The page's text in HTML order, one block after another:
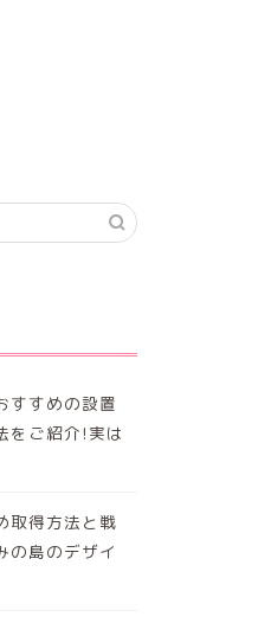
すすめの設置
をご紹介!実は
取得方法と戦
の島のデザイ